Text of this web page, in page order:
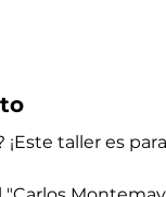
taller es